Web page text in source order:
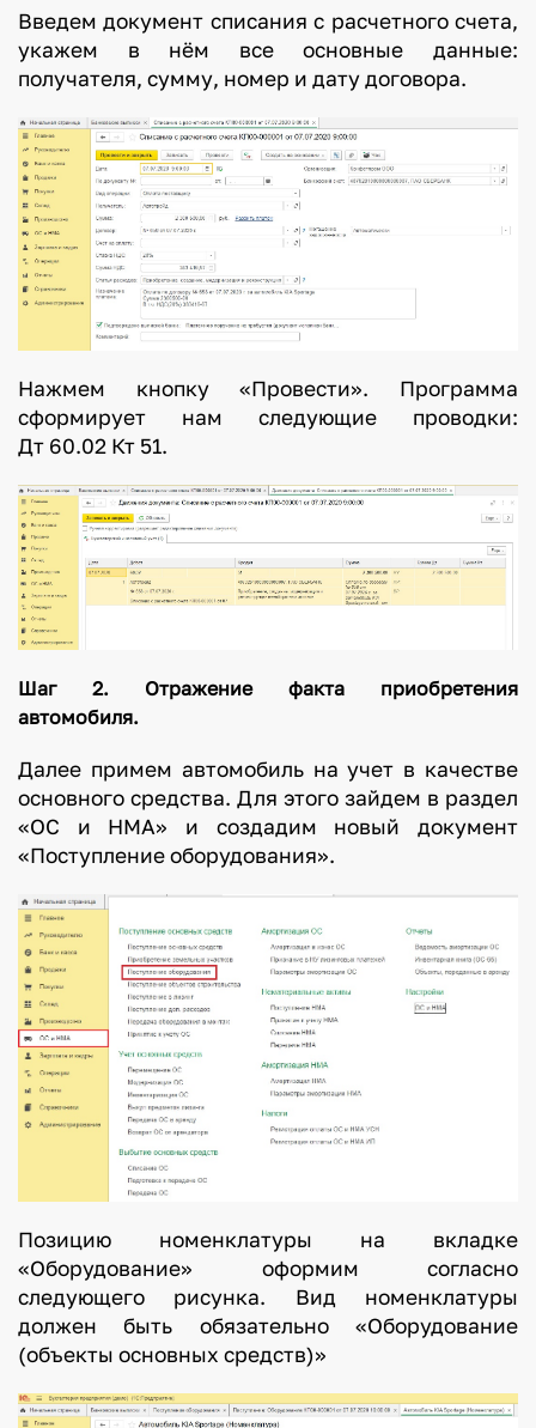
Введем документ списания с расчетного счета,
укажем в нём все основные данные:
получателя, сумму, номер и дату договора.
Нажмем кнопку «Провести». Программа
сформирует нам следующие проводки:
Дт 60.02 Кт 51.
Шаг 2. Отражение факта приобретения
автомобиля.
Далее примем автомобиль на учет в качестве
основного средства. Для этого зайдем в раздел
«ОС и НМА» и создадим новый документ
«Поступление оборудования».
Позицию номенклатуры на вкладке
«Оборудование» оформим согласно
следующего рисунка. Вид номенклатуры
должен быть обязательно «Оборудование
(объекты основных средств)»